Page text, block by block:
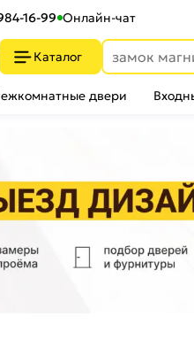
16-99 Онлайн-чат
Каталог
двери